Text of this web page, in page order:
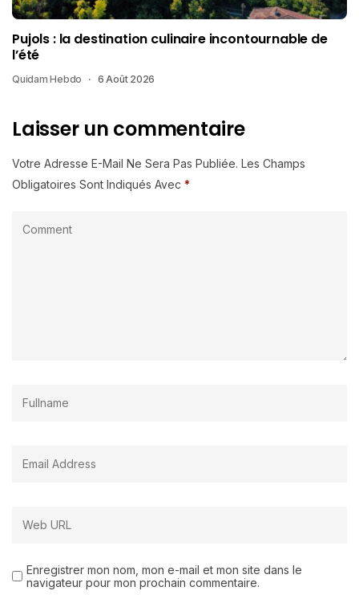
Pujols : la destination culinaire incontournable de
l’été
Quidam Hebdo 6 Août 2026
Laisser un commentaire
Votre Adresse E-Mail Ne Sera Pas Publiée. Les Champs
Obligatoires Sont Indiqués Avec *
Enregistrer mon nom, mon e-mail et mon site dans le
navigateur pour mon prochain commentaire.